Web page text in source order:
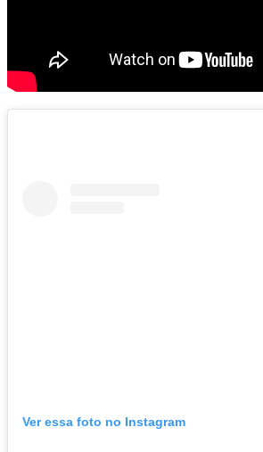
Ver essa foto no Instagram